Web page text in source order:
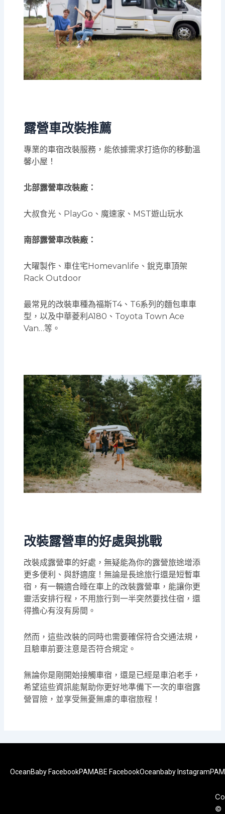
露營車改裝推薦
專業的車宿改裝服務，能依據需求打造你的移動溫
馨小屋！
北部露營車改裝廠：
大叔食光、PlayGo、魔速家、MST遊山玩水
南部露營車改裝廠：
大曜製作、車住宅Homevanlife、銳克車頂架
Rack Outdoor
最常見的改裝車種為福斯T4、T6系列的麵包車車
型，以及中華菱利A180、Toyota Town Ace
Van…等。
改裝露營車的好處與挑戰
改裝成露營車的好處，無疑能為你的露營旅途增添
更多便利、與舒適度！無論是長途旅行還是短暫車
宿，有一輛適合睡在車上的改裝露營車，能讓你更
靈活安排行程，不用旅行到一半突然要找住宿，還
得擔心有沒有房間。
然而，這些改裝的同時也需要確保符合交通法規，
且驗車前要注意是否符合規定。
無論你是剛開始接觸車宿，還是已經是車泊老手，
希望這些資訊能幫助你更好地準備下一次的車宿露
營冒險，並享受無憂無慮的車宿旅程！
OceanBaby FacebookPAMABE FacebookOceanbaby Instagram
©